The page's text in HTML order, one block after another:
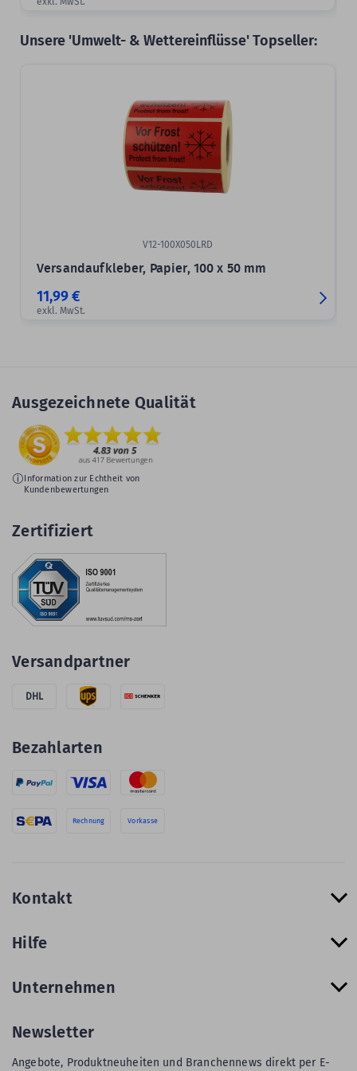
Unsere 'Umwelt- & Wettereinflüsse' Topseller:
Versandaufkleber, Papier, 100 x 50 mm
V12-100X050LRD
11,99 €
exkl. MwSt.
Ausgezeichnete Qualität
Information zur Echtheit von
Kundenbewertungen
Zertifiziert
Versandpartner
DHL
Bezahlarten
Rechnung Vorkasse
Kontakt
Hilfe
Unternehmen
Newsletter
Angebote, Produktneuheiten und Branchennews direkt per E-